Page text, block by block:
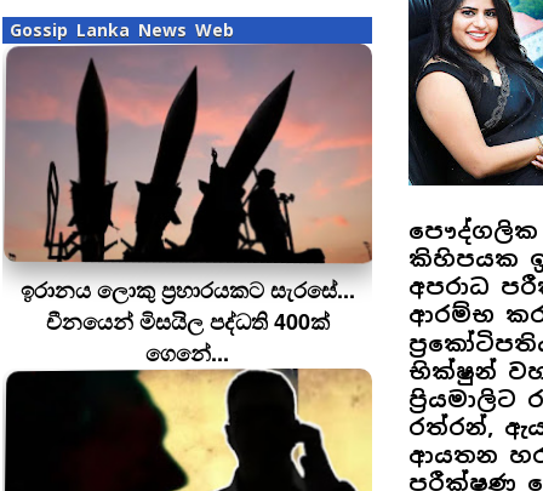
Gossip Lanka News Web
ඉරානය ලොකු ප‍්‍රහාරයකට සැරසේ...
චීනයෙන් මිසයිල පද්ධති 400ක්
ගෙනේ...
පෞද්ගලික
කිහිපයක
අපරාධ
ආරම්භ
භික්ෂුන්
රත්රන්,
ආයතන
පරීක්ෂණ